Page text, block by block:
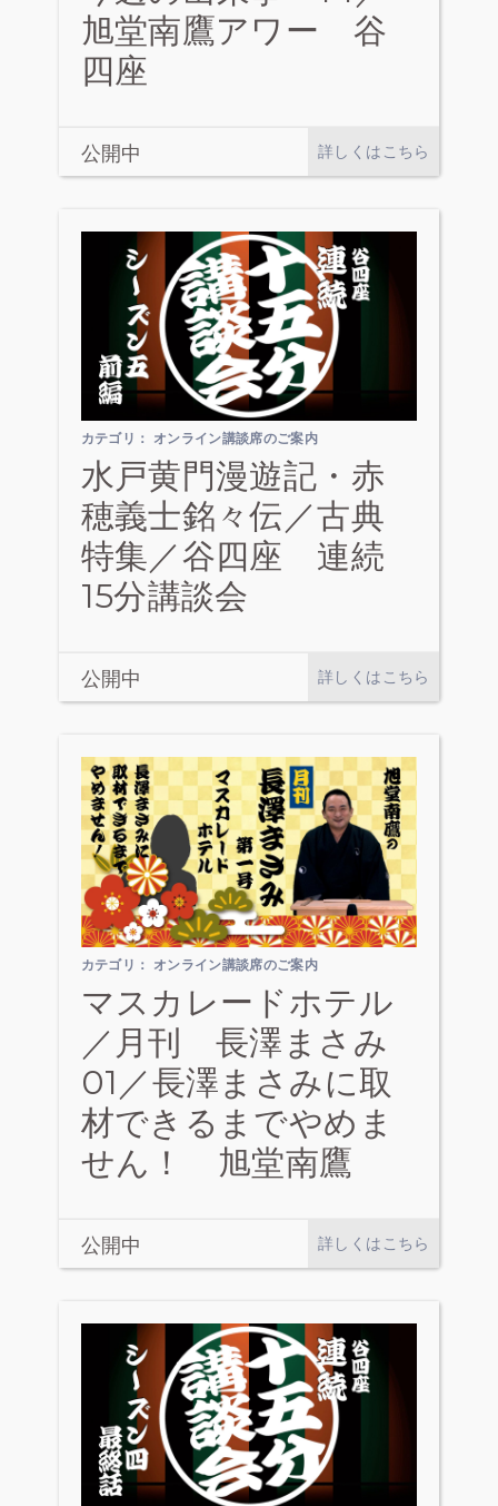
旭堂南鷹アワー 谷
四座
公開中 詳しくはこちら
カテゴリ： オンライン講談席のご案内
水戸黄門漫遊記・赤
穂義士銘々伝／古典
特集／谷四座 連続
15分講談会
公開中 詳しくはこちら
カテゴリ： オンライン講談席のご案内
マスカレードホテル
／月刊 長澤まさみ
01／長澤まさみに取
材できるまでやめま
せん！ 旭堂南鷹
公開中 詳しくはこちら